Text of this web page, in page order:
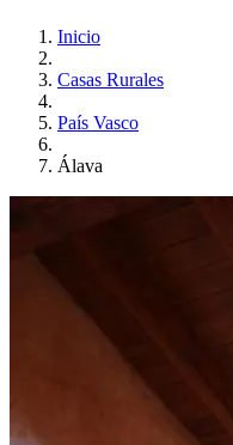
Inicio
Casas Rurales
País Vasco
Álava